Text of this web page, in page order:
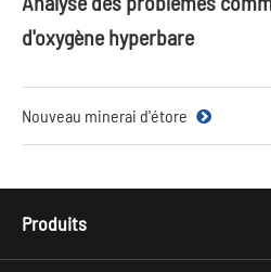
d'oxygène hyperbare
Nouveau minerai d'étore
Produits